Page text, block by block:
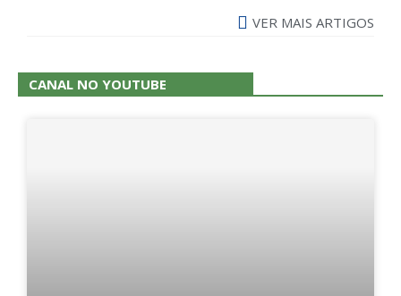
VER MAIS ARTIGOS
CANAL NO YOUTUBE